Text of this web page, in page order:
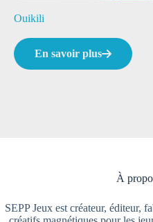
Ouikili
En savoir plus
À
SEPP Jeux est créateur, éditeur,